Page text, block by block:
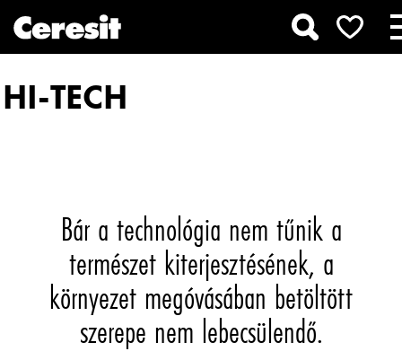
HI-TECH
Bár a technológia nem tűnik a
természet kiterjesztésének, a
környezet megóvásában betöltött
szerepe nem lebecsülendő.